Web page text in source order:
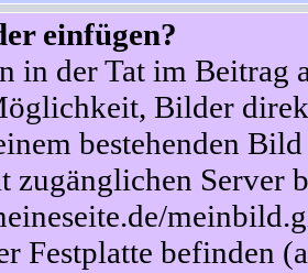
einfügen?
in der Tat im Beitrag
Bilder
bestehenden
zugänglichen Server
Festplatte befinden